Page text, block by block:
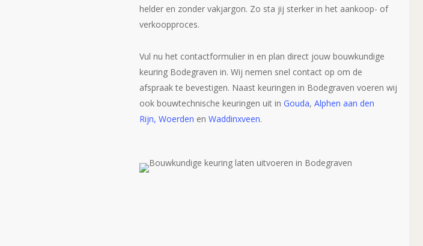
helder en zonder vakjargon. Zo sta jij sterker in het aankoop- of
verkoopproces.
Vul nu het contactformulier in en plan direct jouw bouwkundige
keuring Bodegraven in. Wij nemen snel contact op om de
afspraak te bevestigen. Naast keuringen in Bodegraven voeren wij
ook bouwtechnische keuringen uit inGouda,Alphen aan den
Rijn, Woerden enWaddinxveen.